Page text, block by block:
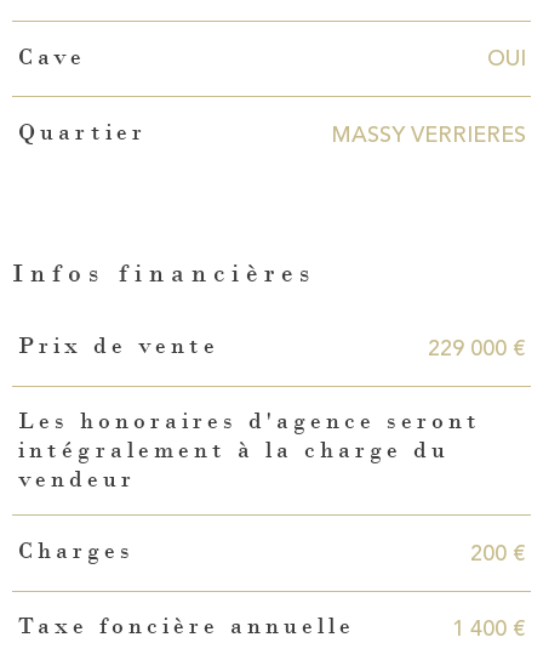
Cave OUI
Quartier MASSY VERRIERES
Infos financières
Caractéristiques Valeurs
Prix de vente 229 000 €
Les honoraires d'agence seront
intégralement à la charge du
vendeur
Charges 200 €
Taxe foncière annuelle 1 400 €